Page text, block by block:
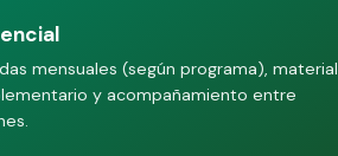
mensuales (según programa), material
y acompañamiento entre